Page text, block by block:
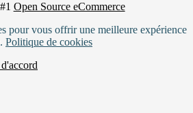
Open Source eCommerce
pour vous offrir une meilleure expérience
Politique de cookies